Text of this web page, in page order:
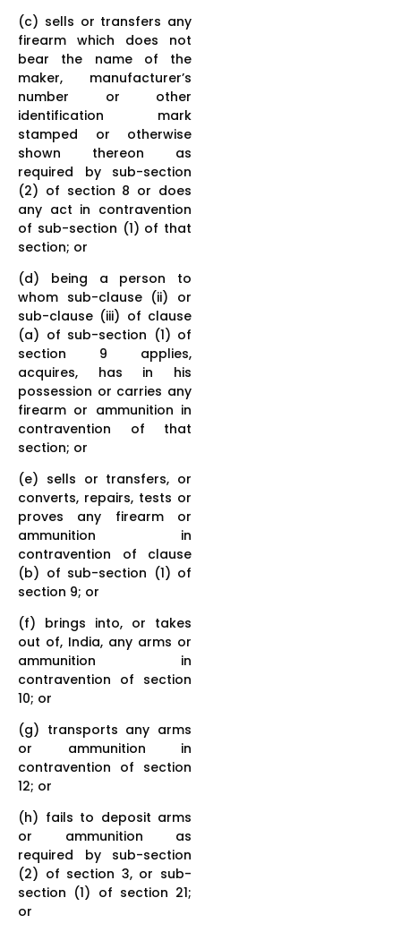
(c) sells or transfers any
firearm which does not
bear the name of the
maker, manufacturer’s
number or other
identification mark
stamped or otherwise
shown thereon as
required by sub-section
(2) of section 8 or does
any act in contravention
of sub-section (1) of that
section; or
(d) being a person to
whom sub-clause (ii) or
sub-clause (iii) of clause
(a) of sub-section (1) of
section 9 applies,
acquires, has in his
possession or carries any
firearm or ammunition in
contravention of that
section; or
(e) sells or transfers, or
converts, repairs, tests or
proves any firearm or
ammunition in
contravention of clause
(b) of sub-section (1) of
section 9; or
(f) brings into, or takes
out of, India, any arms or
ammunition in
contravention of section
10; or
(g) transports any arms
or ammunition in
contravention of section
12; or
(h) fails to deposit arms
or ammunition as
required by sub-section
(2) of section 3, or sub-
section (1) of section 21;
or